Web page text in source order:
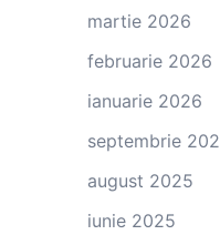
martie 2026
februarie 2026
ianuarie 2026
septembrie
august 2025
iunie 2025